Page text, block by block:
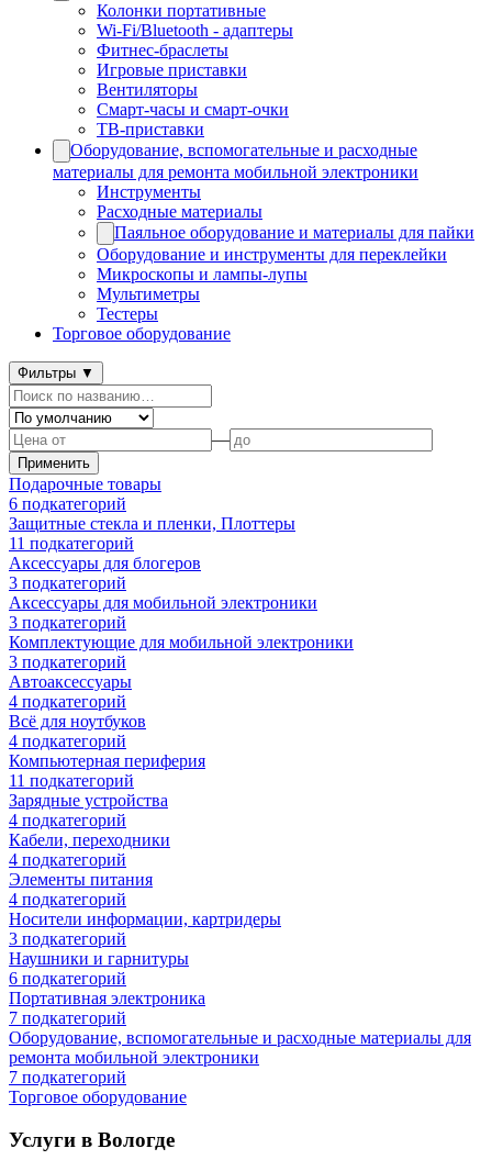
Колонки портативные
Wi-Fi/Bluetooth - адаптеры
Фитнес-браслеты
Игровые приставки
Вентиляторы
Смарт-часы и смарт-очки
ТВ-приставки
Оборудование, вспомогательные и расходные
материалы для ремонта мобильной электроники
Инструменты
Расходные материалы
Паяльное оборудование и материалы для пайки
Оборудование и инструменты для переклейки
Микроскопы и лампы-лупы
Мультиметры
Тестеры
Торговое оборудование
Фильтры ▼
—
Применить
Подарочные товары
6 подкатегорий
Защитные стекла и пленки, Плоттеры
11 подкатегорий
Аксессуары для блогеров
3 подкатегорий
Аксессуары для мобильной электроники
3 подкатегорий
Комплектующие для мобильной электроники
3 подкатегорий
Автоаксессуары
4 подкатегорий
Всё для ноутбуков
4 подкатегорий
Компьютерная периферия
11 подкатегорий
Зарядные устройства
4 подкатегорий
Кабели, переходники
4 подкатегорий
Элементы питания
4 подкатегорий
Носители информации, картридеры
3 подкатегорий
Наушники и гарнитуры
6 подкатегорий
Портативная электроника
7 подкатегорий
Оборудование, вспомогательные и расходные материалы для
ремонта мобильной электроники
7 подкатегорий
Торговое оборудование
Услуги в Вологде